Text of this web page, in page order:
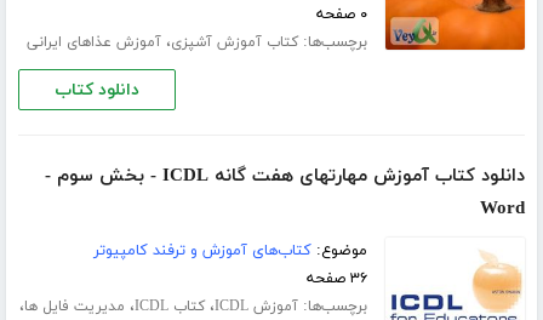
۰ صفحه
برچسب‌ها:کتاب آموزش آشپزی،آموزش عذاهای ایرانی
دانلود کتاب
دانلود کتاب آموزش مهارتهای هفت گانه ICDL - بخش سوم -
Word
موضوع:کتاب‌های آموزش و ترفند کامپیوتر
۳۶ صفحه
برچسب‌ها:آموزش ICDL ،کتاب ICDL ، مدیریت فایل ها،